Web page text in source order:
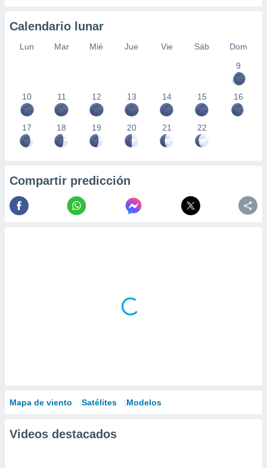
Calendario lunar
Lun Mar Mié Jue Vie Sáb
Dom
9
10 11 12 13 14 15 16
17 18 19 20 21 22
Compartir predicción
Mapa de viento Satélites Modelos
Videos destacados